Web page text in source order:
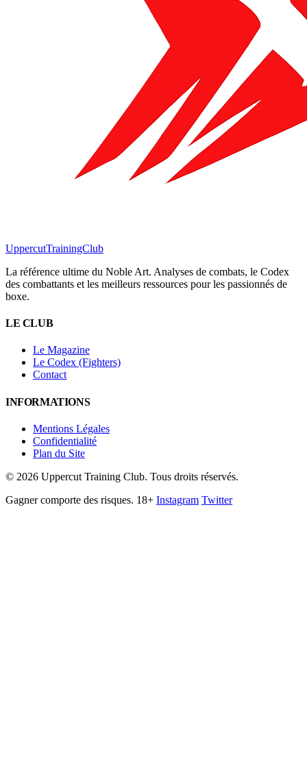
UppercutTrainingClub
La référence ultime du Noble Art. Analyses de combats, le Codex
des combattants et les meilleurs ressources pour les passionnés de
boxe.
LE CLUB
Le Magazine
Le Codex (Fighters)
Contact
INFORMATIONS
Mentions Légales
Confidentialité
Plan du Site
© 2026 Uppercut Training Club. Tous droits réservés.
Gagner comporte des risques. 18+ Instagram Twitter